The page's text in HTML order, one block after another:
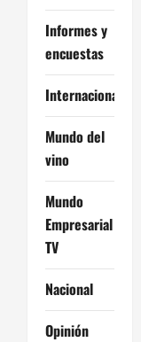
Informes y
encuestas
Internacional
Mundo del
vino
Mundo
Empresarial
TV
Nacional
Opinión